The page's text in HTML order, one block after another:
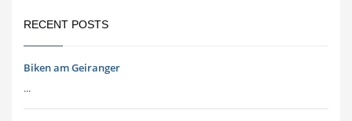
RECENT POSTS
Biken am Geiranger
...